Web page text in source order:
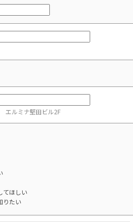
エルミナ堅田ビル2F
てほしい
りたい